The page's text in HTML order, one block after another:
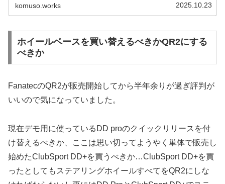
komuso.works 2025.10.23
ホイールベースを買い替えるべきかQR2にする
べきか
FanatecのQR2が販売開始してから半年余りが過ぎ評判が
いいので気になっていました。
現在デモ用に使っているDD proのクイックリリースを付
け替えるべきか、ここは思い切ってようやく単体で販売し
始めたClubSport DD+を買うべきか…ClubSport DD+を買
ったとしてもステアリングホイールすべてをQR2にしな